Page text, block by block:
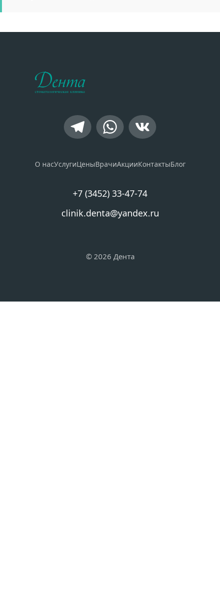
О насУслугиЦеныВрачиАкцииКонтактыБлог
+7 (3452) 33-47-74
clinik.denta@yandex.ru
© 2026 Дента